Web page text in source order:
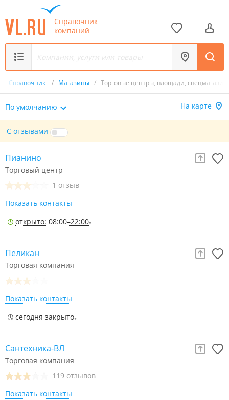
Справочник
компаний
Справочник / Магазины / Торговые центры, площади,
По умолчанию На карте
С отзывами
Пианино
Торговый центр
1 отзыв
Показать контакты
открыто: 08:00–22:00
Пеликан
Торговая компания
Показать контакты
сегодня закрыто
Сантехника-ВЛ
Торговая компания
119 отзывов
Показать контакты